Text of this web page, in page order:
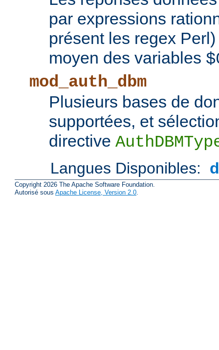
par expressions
présent les regex
moyen des variables
mod_auth_dbm
Plusieurs bases de
supportées, et
directive
Langues Disponibles:
Copyright 2026 The Apache Software Foundation.
Autorisé sous Apache License, Version 2.0.